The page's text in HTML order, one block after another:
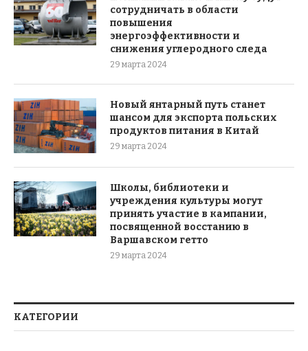
сотрудничать в области
повышения
энергоэффективности и
снижения углеродного следа
29 марта 2024
Новый янтарный путь станет
шансом для экспорта польских
продуктов питания в Китай
29 марта 2024
Школы, библиотеки и
учреждения культуры могут
принять участие в кампании,
посвященной восстанию в
Варшавском гетто
29 марта 2024
КАТЕГОРИИ